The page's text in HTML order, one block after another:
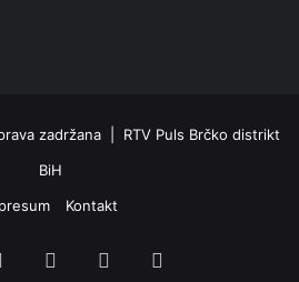
zadržana | RTV Puls Brčko distrikt
BiH
Kontakt
PinterestYouTubeInstagram